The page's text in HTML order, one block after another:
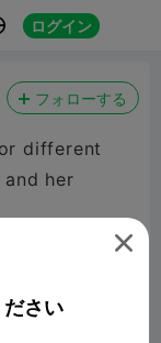
ログイン
フォローする
different
her

さい